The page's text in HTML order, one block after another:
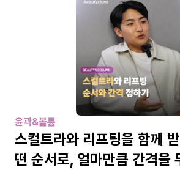
윤곽&볼륨
스컬트라와 리프팅을 함께
떤 순서로, 얼마만큼 간격을